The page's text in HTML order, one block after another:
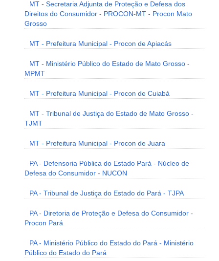
MT - Secretaria Adjunta de Proteção e Defesa dos
Direitos do Consumidor - PROCON-MT - Procon Mato
Grosso
MT - Prefeitura Municipal - Procon de Apiacás
MT - Ministério Público do Estado de Mato Grosso -
MPMT
MT - Prefeitura Municipal - Procon de Cuiabá
MT - Tribunal de Justiça do Estado de Mato Grosso -
TJMT
MT - Prefeitura Municipal - Procon de Juara
PA - Defensoria Pública do Estado Pará - Núcleo de
Defesa do Consumidor - NUCON
PA - Tribunal de Justiça do Estado do Pará - TJPA
PA - Diretoria de Proteção e Defesa do Consumidor -
Procon Pará
PA - Ministério Público do Estado do Pará - Ministério
Público do Estado do Pará